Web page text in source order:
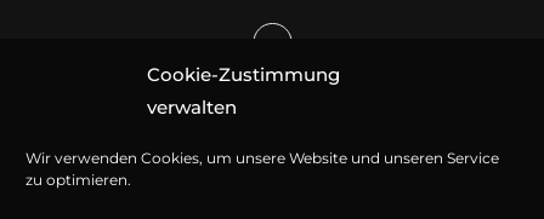
Cookie-Zustimmung
verwalten
Wir verwenden Cookies, um unsere Website und unseren Service
zu optimieren.